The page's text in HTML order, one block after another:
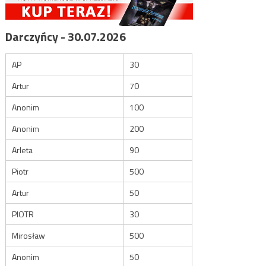
Darczyńcy - 30.07.2026
AP
30
Artur
70
Anonim
100
Anonim
200
Arleta
90
Piotr
500
Artur
50
PIOTR
30
Mirosław
500
Anonim
50